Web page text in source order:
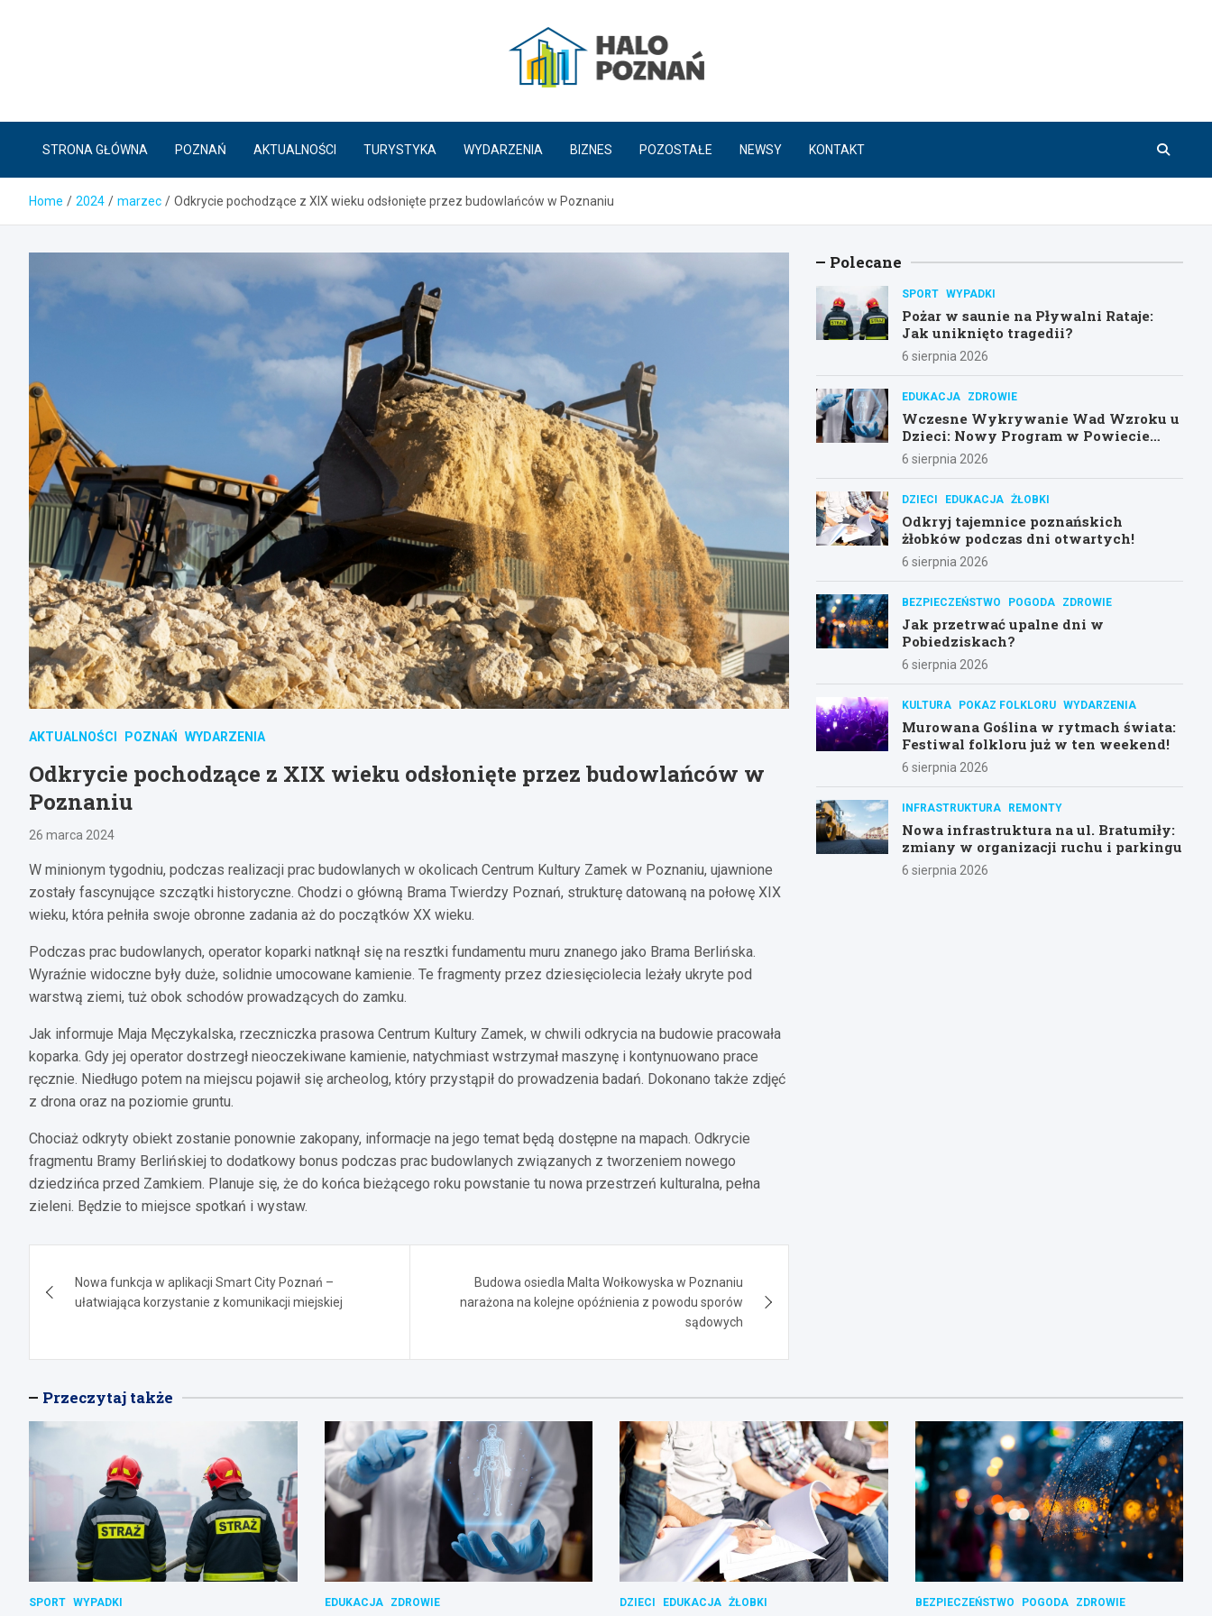
HaloPoznań.pl
STRONA GŁÓWNA POZNAŃ AKTUALNOŚCI TURYSTYKA WYDARZENIA BIZNES POZOSTAŁE NEWSY KONTAKT
Home 2024 marzec Odkrycie pochodzące z XIX wieku odsłonięte przez budowlańców w Poznaniu
AKTUALNOŚCI POZNAŃ WYDARZENIA
Odkrycie pochodzące z XIX wieku odsłonięte przez budowlańców w
Poznaniu
26 marca 2024
W minionym tygodniu, podczas realizacji prac budowlanych w okolicach Centrum Kultury Zamek w Poznaniu, ujawnione
zostały fascynujące szczątki historyczne. Chodzi o główną Brama Twierdzy Poznań, strukturę datowaną na połowę XIX
wieku, która pełniła swoje obronne zadania aż do początków XX wieku.
Podczas prac budowlanych, operator koparki natknął się na resztki fundamentu muru znanego jako Brama Berlińska.
Wyraźnie widoczne były duże, solidnie umocowane kamienie. Te fragmenty przez dziesięciolecia leżały ukryte pod
warstwą ziemi, tuż obok schodów prowadzących do zamku.
Jak informuje Maja Męczykalska, rzeczniczka prasowa Centrum Kultury Zamek, w chwili odkrycia na budowie pracowała
koparka. Gdy jej operator dostrzegł nieoczekiwane kamienie, natychmiast wstrzymał maszynę i kontynuowano prace
ręcznie. Niedługo potem na miejscu pojawił się archeolog, który przystąpił do prowadzenia badań. Dokonano także zdjęć
z drona oraz na poziomie gruntu.
Chociaż odkryty obiekt zostanie ponownie zakopany, informacje na jego temat będą dostępne na mapach. Odkrycie
fragmentu Bramy Berlińskiej to dodatkowy bonus podczas prac budowlanych związanych z tworzeniem nowego
dziedzińca przed Zamkiem. Planuje się, że do końca bieżącego roku powstanie tu nowa przestrzeń kulturalna, pełna
zieleni. Będzie to miejsce spotkań i wystaw.
wpisu
Nowa funkcja w aplikacji Smart City Poznań –
ułatwiająca korzystanie z komunikacji miejskiej
Budowa osiedla Malta Wołkowyska w Poznaniu
narażona na kolejne opóźnienia z powodu sporów
sądowych
Polecane
SPORT WYPADKI
Pożar w saunie na Pływalni Rataje:
Jak uniknięto tragedii?
6 sierpnia 2026
EDUKACJA ZDROWIE
Wczesne Wykrywanie Wad Wzroku u
Dzieci: Nowy Program w Powiecie
Poznańskim
6 sierpnia 2026
DZIECI EDUKACJA ŻŁOBKI
Odkryj tajemnice poznańskich
żłobków podczas dni otwartych!
6 sierpnia 2026
BEZPIECZEŃSTWO POGODA ZDROWIE
Jak przetrwać upalne dni w
Pobiedziskach?
6 sierpnia 2026
KULTURA POKAZ FOLKLORU WYDARZENIA
Murowana Goślina w rytmach świata:
Festiwal folkloru już w ten weekend!
6 sierpnia 2026
INFRASTRUKTURA REMONTY
Nowa infrastruktura na ul. Bratumiły:
zmiany w organizacji ruchu i parkingu
6 sierpnia 2026
Przeczytaj także
SPORT WYPADKI EDUKACJA ZDROWIE DZIECI EDUKACJA ŻŁOBKI BEZPIECZEŃSTWO POGODA ZDROWIE